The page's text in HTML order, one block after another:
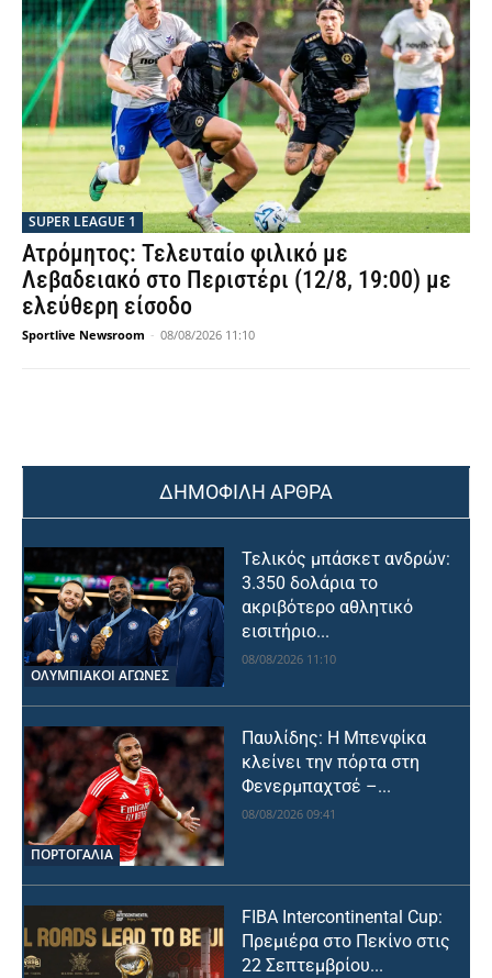
SUPER LEAGUE 1
Ατρόμητος: Τελευταίο φιλικό με
Λεβαδειακό στο Περιστέρι (12/8, 19:00) με
ελεύθερη είσοδο
Sportlive Newsroom - 08/08/2026 11:10
ΔΗΜΟΦΙΛΗ ΑΡΘΡΑ
ΟΛΥΜΠΙΑΚΟΊ ΑΓΏΝΕΣ
Τελικός μπάσκετ ανδρών:
3.350 δολάρια το
ακριβότερο αθλητικό
εισιτήριο...
08/08/2026 11:10
ΠΟΡΤΟΓΑΛΙΑ
Παυλίδης: Η Μπενφίκα
κλείνει την πόρτα στη
Φενερμπαχτσέ –...
08/08/2026 09:41
FIBA Intercontinental Cup:
Πρεμιέρα στο Πεκίνο στις
22 Σεπτεμβρίου...